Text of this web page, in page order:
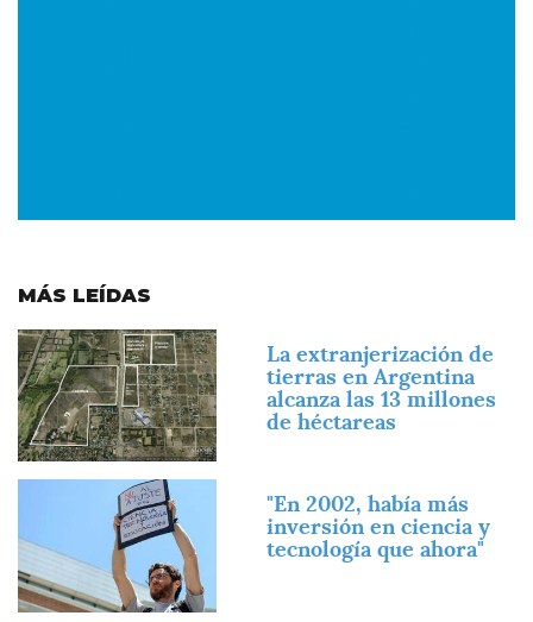
MÁS LEÍDAS
Imagen
La extranjerización de
tierras en Argentina
alcanza las 13 millones
de héctareas
"En 2002, había más
inversión en ciencia y
tecnología que ahora"